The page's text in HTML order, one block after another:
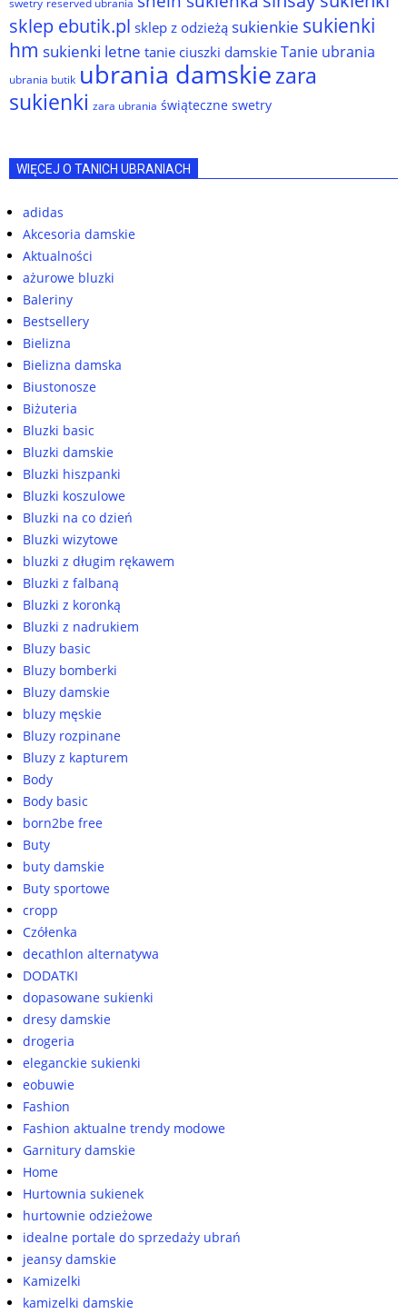
swetry reserved ubrania
sklep ebutik.pl sklep z odzieżą sukienkie sukienki
hm sukienki letne tanie ciuszki damskie Tanie ubrania
ubrania butik ubrania damskiezara
sukienki zara ubrania świąteczne swetry
WIĘCEJ O TANICH UBRANIACH
adidas
Akcesoria damskie
Aktualności
ażurowe bluzki
Baleriny
Bestsellery
Bielizna
Bielizna damska
Biustonosze
Biżuteria
Bluzki basic
Bluzki damskie
Bluzki hiszpanki
Bluzki koszulowe
Bluzki na co dzień
Bluzki wizytowe
bluzki z długim rękawem
Bluzki z falbaną
Bluzki z koronką
Bluzki z nadrukiem
Bluzy basic
Bluzy bomberki
Bluzy damskie
bluzy męskie
Bluzy rozpinane
Bluzy z kapturem
Body
Body basic
born2be free
Buty
buty damskie
Buty sportowe
cropp
Czółenka
decathlon alternatywa
DODATKI
dopasowane sukienki
dresy damskie
drogeria
eleganckie sukienki
eobuwie
Fashion
Fashion aktualne trendy modowe
Garnitury damskie
Home
Hurtownia sukienek
hurtownie odzieżowe
idealne portale do sprzedaży ubrań
jeansy damskie
Kamizelki
kamizelki damskie